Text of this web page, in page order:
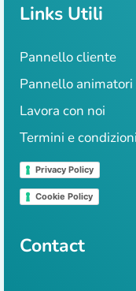
Links Utili
Pannello cliente
Pannello animatori
Lavora con noi
Termini e condizioni
Privacy Policy
Cookie Policy
Contact